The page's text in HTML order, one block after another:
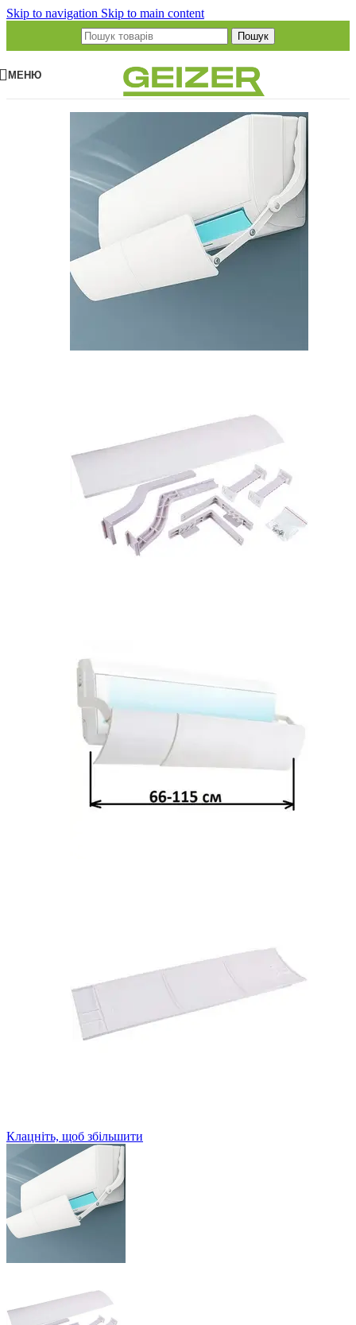
Skip to navigation Skip to main content
Пошук
МЕНЮ
Клацніть, щоб збільшити